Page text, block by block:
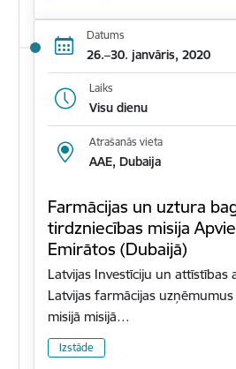
Datums
26.–30. janvāris, 2020
Laiks
Visu dienu
Atrašanās vieta
AAE, Dubaija
Farmācijas un uztura
tirdzniecības misija
Emirātos (Dubaijā)
Latvijas Investīciju un attīstības
Latvijas farmācijas
misijā misijā…
Izstāde